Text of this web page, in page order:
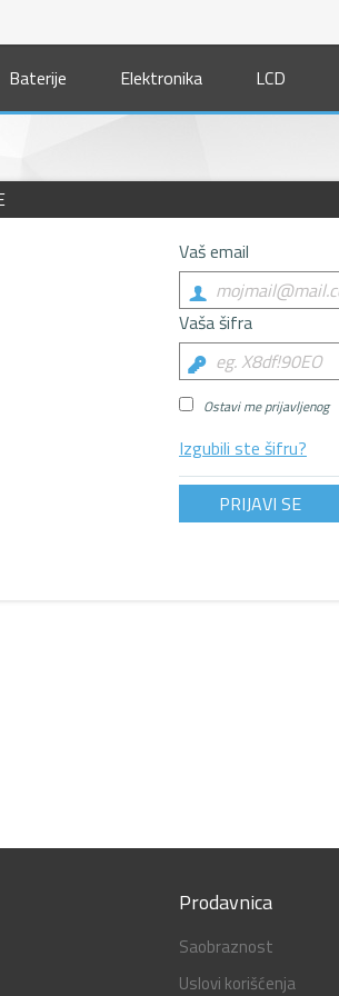
Baterije Elektronika LCD
Vaš email
Vaša šifra
Ostavi me prijavljenog
Izgubili ste šifru?
Prodavnica
Saobraznost
Uslovi korišćenja